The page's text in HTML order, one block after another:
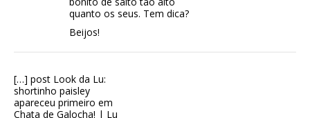
quanto os seus. Tem dica?
Beijos!
[…] post Look da Lu:
shortinho paisley
apareceu primeiro em
Chata de Galocha! | Lu